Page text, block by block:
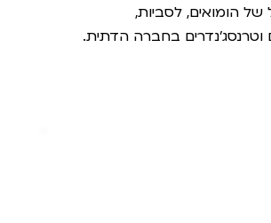
של הומואים, לסביות,
וטרנסג'נדרים בחברה הדתית.